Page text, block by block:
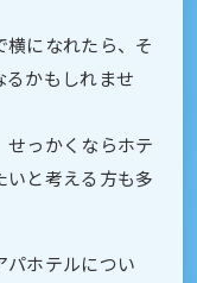
になれたら、そ
かもしれませ
せっかくならホテ
いと考える方も多
パホテルについ